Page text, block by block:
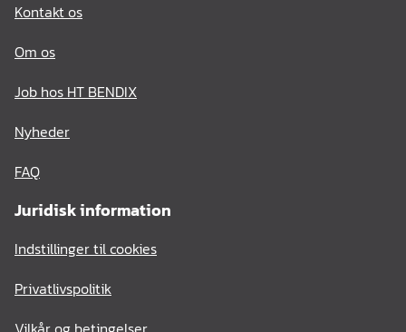
Kontakt os
Om os
Job hos HT BENDIX
Nyheder
FAQ
Juridisk information
Indstillinger til cookies
Privatlivspolitik